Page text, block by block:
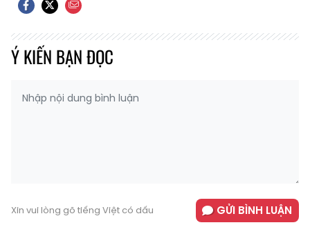
Ý KIẾN BẠN ĐỌC
Xin vui lòng gõ tiếng Việt có dấu GỬI BÌNH LUẬN